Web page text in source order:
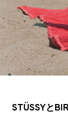
STÜSSYと